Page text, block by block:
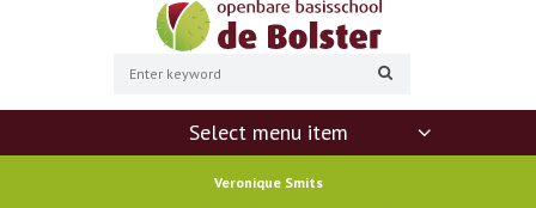
Select menu item
Veronique Smits